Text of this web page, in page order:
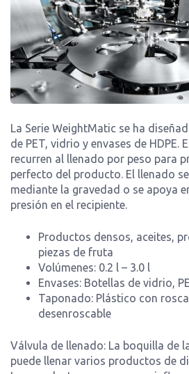
La Serie WeightMatic se ha
de PET, vidrio y envases de HDPE.
recurren al llenado por peso para
perfecto del producto. El llenado
mediante la gravedad o se apoya
presión en el recipiente.
Productos densos, aceites,
piezas de fruta
Volúmenes: 0.2 l – 3.0 l
Envases: Botellas de vidrio,
Taponado: Plástico con
desenroscable
Válvula de llenado: La boquilla de
puede llenar varios productos de